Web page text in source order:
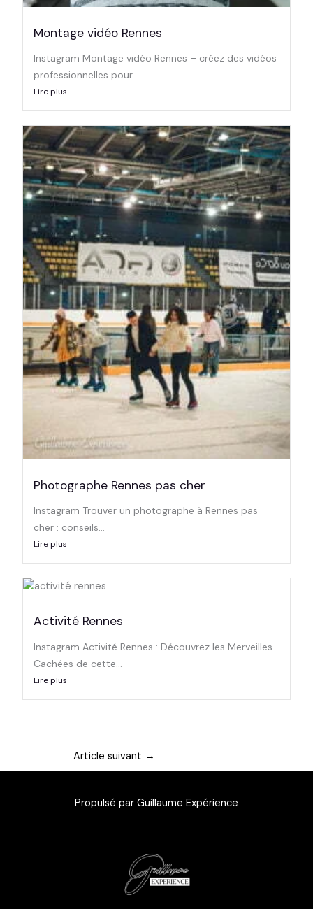
Montage vidéo Rennes
Instagram Montage vidéo Rennes – créez des vidéos
professionnelles pour...
Lire plus
Photographe Rennes pas cher
Instagram Trouver un photographe à Rennes pas
cher : conseils...
Lire plus
Activité Rennes
Instagram Activité Rennes : Découvrez les Merveilles
Cachées de cette...
Lire plus
Article suivant →
Propulsé par Guillaume Expérience